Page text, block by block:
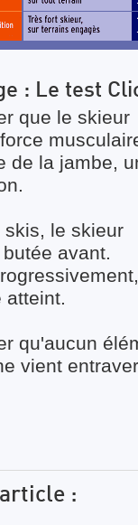
: Le test
que le skieur
de la jambe,
le skieur
avant.
atteint.
qu'aucun
vient
: